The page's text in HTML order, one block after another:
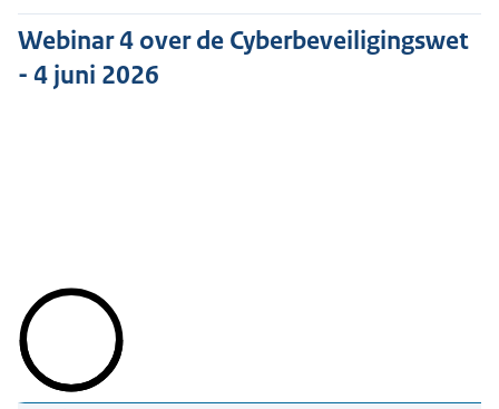
Webinar 4 over de Cyberbeveiligingswet
- 4 juni 2026